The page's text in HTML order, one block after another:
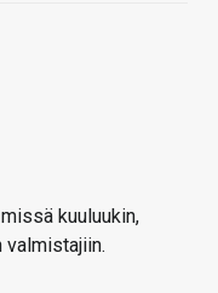
kuuluukin,